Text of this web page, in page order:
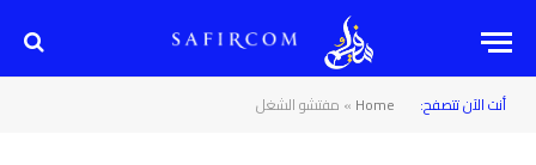
أنت الآن تتصفح: Home
» مفتشو الشغل